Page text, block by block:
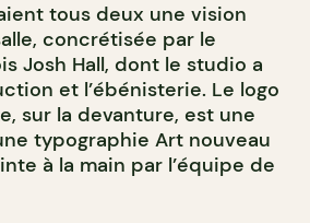
tous deux une vision
concrétisée par le
Josh Hall, dont le studio a
et l’ébénisterie. Le logo
sur la devanture, est une
typographie Art nouveau
à la main par l’équipe de